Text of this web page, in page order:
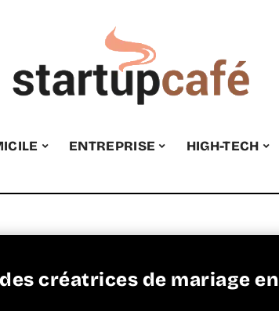
ENTREPRISE HIGH-TECH
créatrices de mariage en